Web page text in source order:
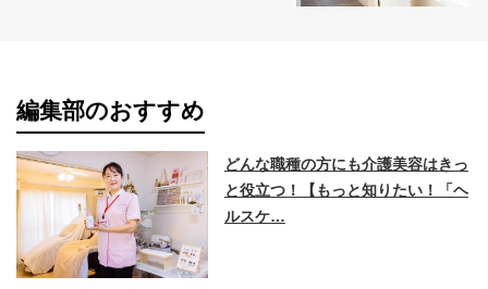
編集部のおすすめ
どんな職種の方にも介護美容はきっ
と役立つ！【もっと知りたい！「ヘ
ルスケ…